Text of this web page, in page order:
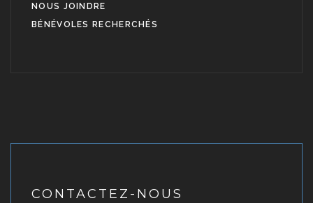
NOUS JOINDRE
BÉNÉVOLES RECHERCHÉS
CONTACTEZ-NOUS